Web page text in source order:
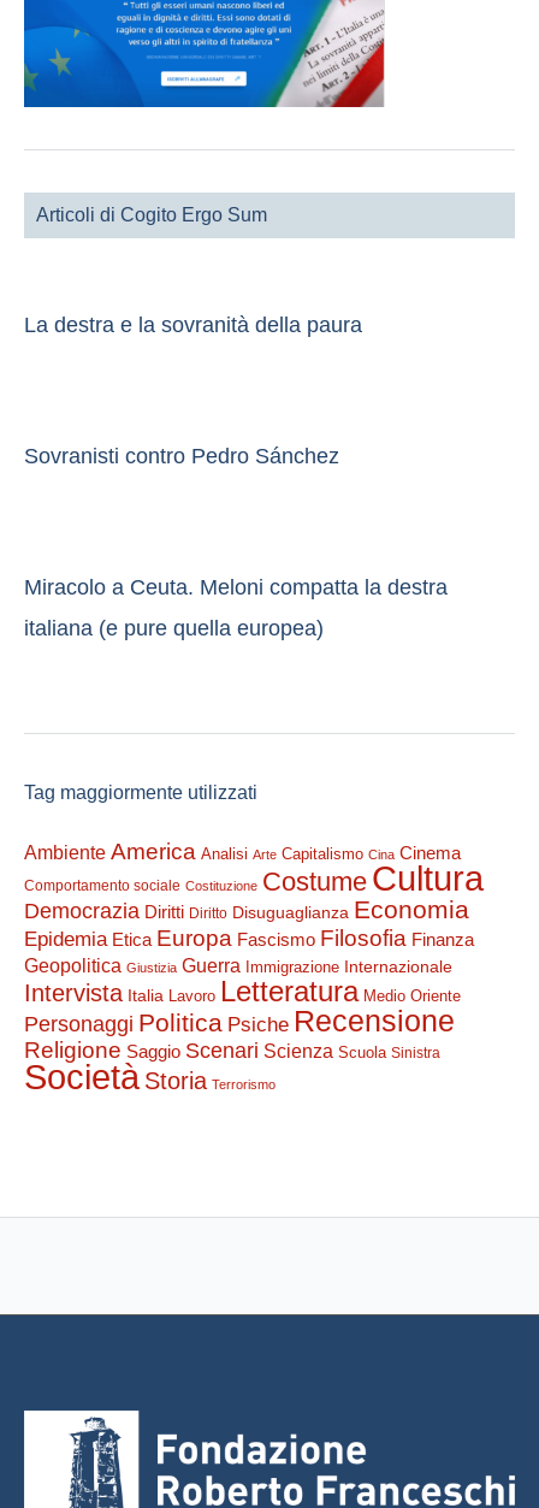
Articoli di Cogito Ergo Sum
La destra e la sovranità della paura
Sovranisti contro Pedro Sánchez
Miracolo a Ceuta. Meloni compatta la destra
italiana (e pure quella europea)
Tag maggiormente utilizzati
Ambiente America Analisi Arte Capitalismo Cina Cinema
Comportamento sociale Costituzione Costume Cultura
Democrazia Diritti Diritto Disuguaglianza Economia
Epidemia Etica Europa Fascismo Filosofia Finanza
Geopolitica Giustizia Guerra Immigrazione Internazionale
Intervista Italia Lavoro Letteratura Medio Oriente
Personaggi Politica Psiche Recensione
Religione Saggio Scenari Scienza Scuola Sinistra
Società Storia Terrorismo